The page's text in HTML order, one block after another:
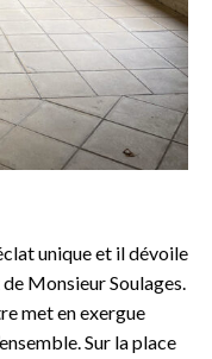
unique et il dévoile
Monsieur Soulages.
met en exergue
Sur la place